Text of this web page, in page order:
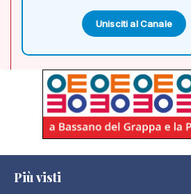
Unisciti al Canale
Più visti